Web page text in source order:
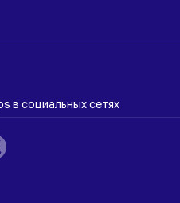
в социальных сетях